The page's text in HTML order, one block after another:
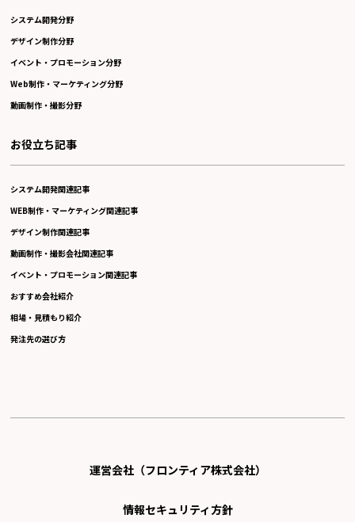
システム開発分野
デザイン制作分野
イベント・プロモーション分野
Web制作・マーケティング分野
動画制作・撮影分野
お役立ち記事
システム開発関連記事
WEB制作・マーケティング関連記事
デザイン制作関連記事
動画制作・撮影会社関連記事
イベント・プロモーション関連記事
おすすめ会社紹介
相場・見積もり紹介
発注先の選び方
運営会社（フロンティア株式会社）
情報セキュリティ方針